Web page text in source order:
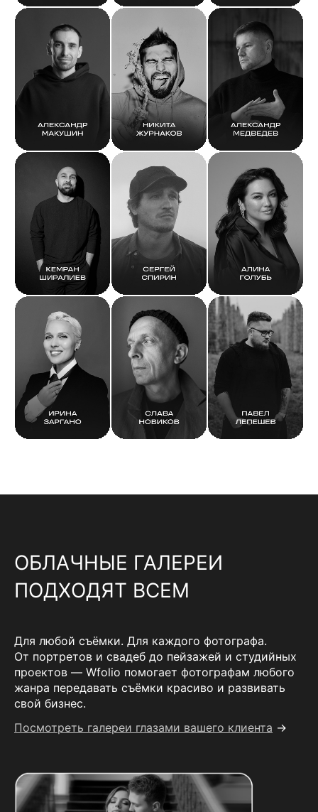
ОБЛАЧНЫЕ ГАЛЕРЕИ
ПОДХОДЯТ ВСЕМ
Для любой съёмки. Для каждого фотографа.
От портретов и свадеб до пейзажей и студийных
проектов — Wfolio помогает фотографам любого
жанра передавать съёмки красиво и развивать
свой бизнес.
Посмотреть галереи глазами вашего клиента →